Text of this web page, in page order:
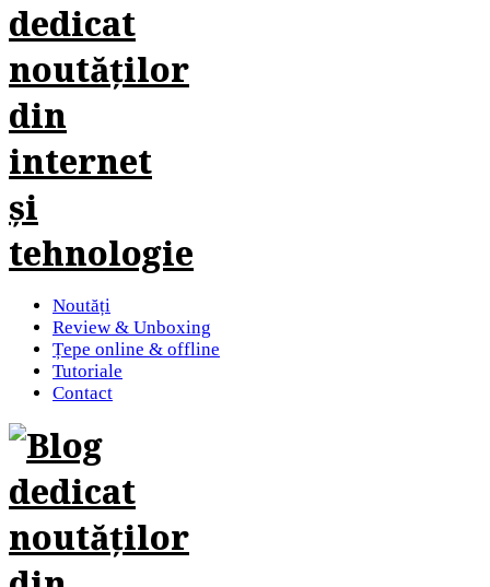
Noutăți
Review & Unboxing
Țepe online & offline
Tutoriale
Contact